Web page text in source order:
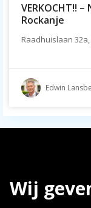
VERKOCHT!!
Rockanje
Raadhuislaan
Edwin
Wij